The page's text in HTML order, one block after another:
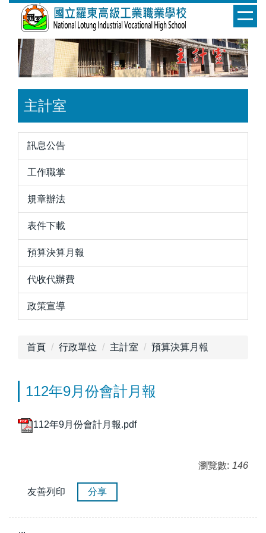
主計室
訊息公告
工作職掌
規章辦法
表件下載
預算決算月報
代收代辦費
政策宣導
首頁 行政單位 主計室 預算決算月報
112年9月份會計月報
112年9月份會計月報.pdf
瀏覽數: 146
友善列印 分享